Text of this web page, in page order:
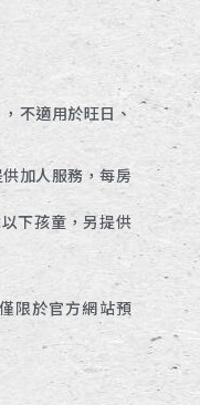
不適用於旺日、
加人服務，每房
下孩童，另提供
限於官方網站預